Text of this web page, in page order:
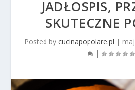
JADŁOSPIS,
SKUTECZNE
Posted by cucinapopolare.pl |
|